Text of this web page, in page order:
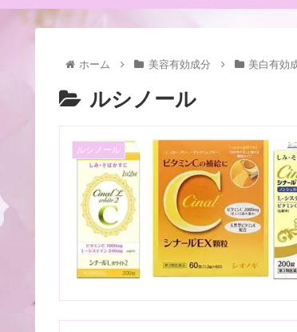
ホーム 美容有効成分 美白有効
ルシノール
ルシノール